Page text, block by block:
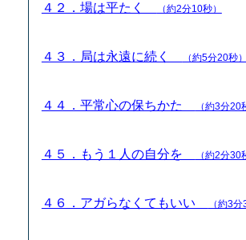
４２．場は平たく （約2分10秒）
４３．局は永遠に続く （約5分20秒）
４４．平常心の保ちかた （約3分20
４５．もう１人の自分を （約2分30
４６．アガらなくてもいい （約3分